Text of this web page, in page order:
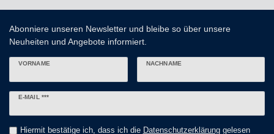
Abonniere unseren Newsletter und bleibe so über unsere
Neuheiten und Angebote informiert.
VORNAME NACHNAME
E-MAIL ***
Newsletter
Hiermit bestätige ich, dass ich die Daten­schutz­erklärunggelesen